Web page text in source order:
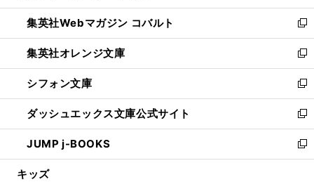
開
く
ウ
で
開
く
ン
ド
ウ
で
開
く
ウ
ィ
ン
ド
ウ
で
開
く
集英社Webマガジン コバルト
新
し
い
ウ
ィ
ン
ド
ウ
で
開
集英社オレンジ文庫
新
し
い
ウ
ィ
ン
ド
ウ
シフォン文庫
新
し
い
ウ
ィ
ン
ダッシュエックス文庫公式サイト
新
し
い
ウ
JUMP j-BOOKS
新
し
キッズ